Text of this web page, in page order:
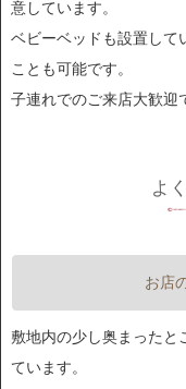
意しています。
ベビーベッドも設置して
ことも可能です。
子連れでのご来店大歓迎
よ
お店
敷地内の少し奥まったと
ています。